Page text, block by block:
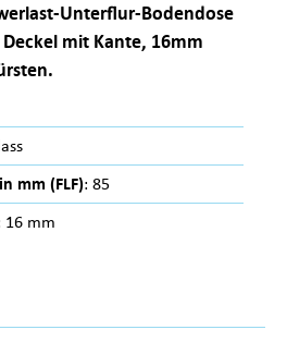
Unterflur-Bodendose
mit Kante, 16mm
mm (FLF): 85
16 mm